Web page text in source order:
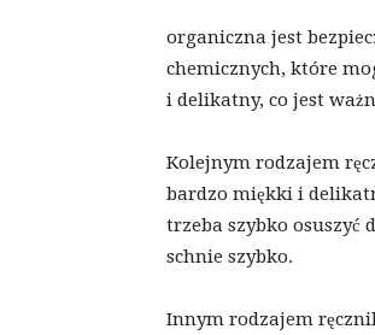
organiczna jest
chemicznych, które
i delikatny, co jest
Kolejnym rodzajem
bardzo miękki i
trzeba szybko osuszyć
schnie szybko.
Innym rodzajem